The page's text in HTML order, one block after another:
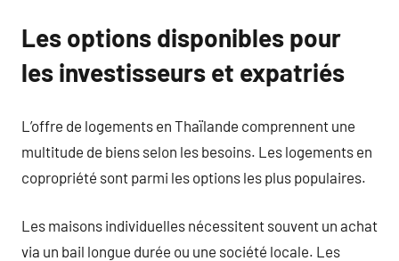
Les options disponibles pour
les investisseurs et expatriés
L’offre de logements en Thaïlande comprennent une
multitude de biens selon les besoins. Les logements en
copropriété sont parmi les options les plus populaires.
Les maisons individuelles nécessitent souvent un achat
via un bail longue durée ou une société locale. Les